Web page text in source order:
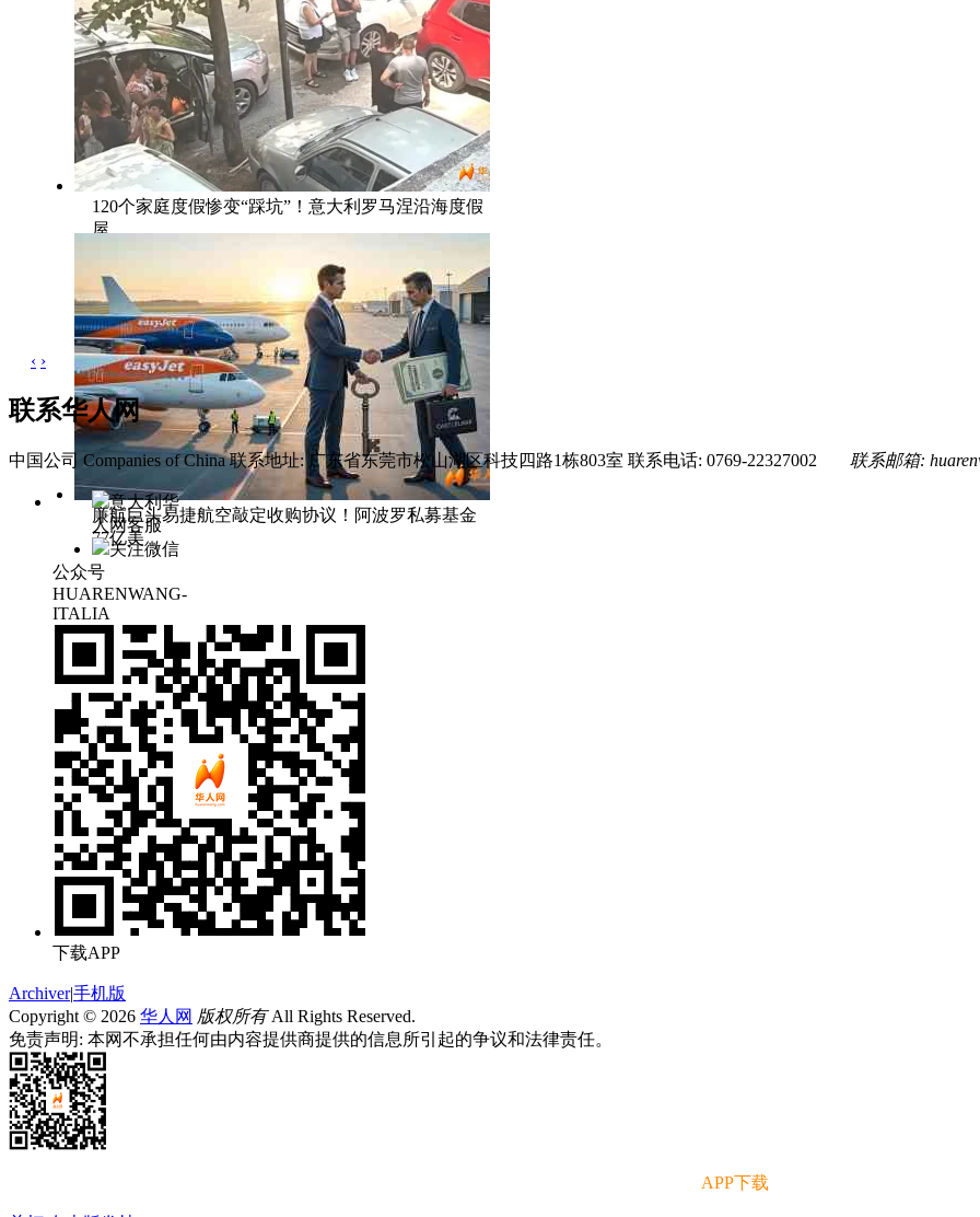
120个家庭度假惨变“踩坑”！意大利罗马涅沿海度假
屋
廉航巨头易捷航空敲定收购协议！阿波罗私募基金
77亿美
‹ ›
联系华人网
中国公司 Companies of China 联系地址: 广东省东莞市松山湖区科技四路1栋803室 联系电话: 0769-22327002 联系邮箱:
意大利华
人网客服
关注微信
公众号
HUARENWANG-
ITALIA
下载APP
Archiver|手机版
Copyright © 2026 华人网 版权所有All Rights Reserved.
免责声明: 本网不承担任何由内容提供商提供的信息所引起的争议和法律责任。
APP下载